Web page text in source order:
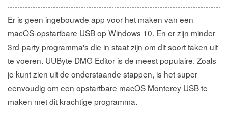
Er is geen ingebouwde app voor het maken van een
macOS-opstartbare USB op Windows 10. En er zijn minder
3rd-party programma's die in staat zijn om dit soort taken uit
te voeren. UUByte DMG Editor is de meest populaire. Zoals
je kunt zien uit de onderstaande stappen, is het super
eenvoudig om een opstartbare macOS Monterey USB te
maken met dit krachtige programma.